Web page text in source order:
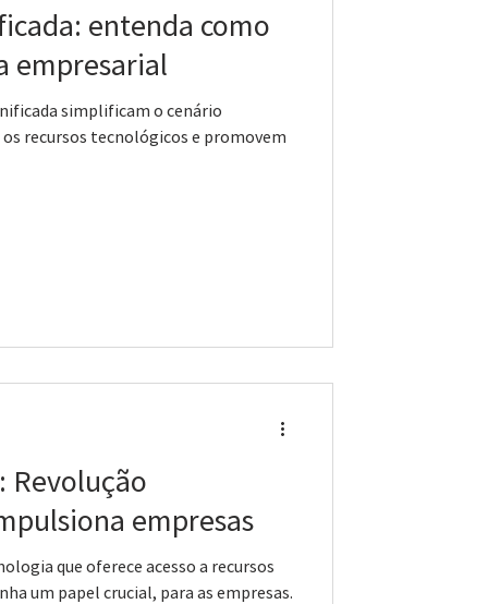
entenda como
empresarial
simplificam o cenário
recursos tecnológicos e promovem
empresas
que oferece acesso a recursos
um papel crucial, para as empresas.